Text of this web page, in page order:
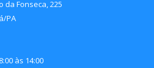
da Fonseca, 225
PA
às 14:00